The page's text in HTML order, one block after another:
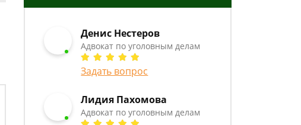
Денис Нестеров
Адвокат по уголовным делам
Задать вопрос
Лидия Пахомова
Адвокат по уголовным делам